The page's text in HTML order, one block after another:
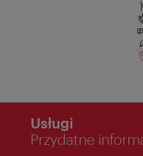
Usługi
Przydatne